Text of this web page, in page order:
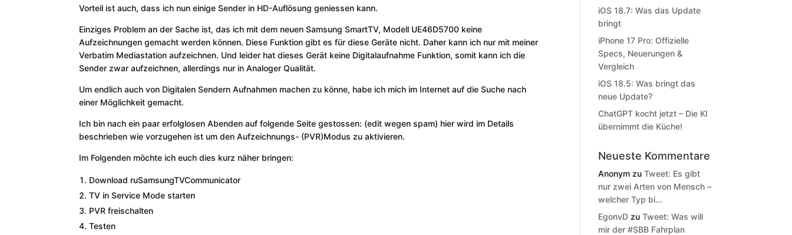
Vorteil ist auch, dass ich nun einige Sender in HD-Auflösung geniessen kann.
Einziges Problem an der Sache ist, das ich mit dem neuen Samsung SmartTV, Modell UE46D5700 keine
Aufzeichnungen gemacht werden können. Diese Funktion gibt es für diese Geräte nicht. Daher kann ich nur mit meiner
Verbatim Mediastation aufzeichnen. Und leider hat dieses Gerät keine Digitalaufnahme Funktion, somit kann ich die
Sender zwar aufzeichnen, allerdings nur in Analoger Qualität.
Um endlich auch von Digitalen Sendern Aufnahmen machen zu könne, habe ich mich im Internet auf die Suche nach
einer Möglichkeit gemacht.
Ich bin nach ein paar erfolglosen Abenden auf folgende Seite gestossen: (edit wegen spam) hier wird im Details
beschrieben wie vorzugehen ist um den Aufzeichnungs- (PVR)Modus zu aktivieren.
Im Folgenden möchte ich euch dies kurz näher bringen:
Download ruSamsungTVCommunicator
TV in Service Mode starten
PVR freischalten
Testen
iOS 18.7: Was das Update
bringt
iPhone 17 Pro: Offizielle
Specs, Neuerungen &
Vergleich
iOS 18.5: Was bringt das
neue Update?
ChatGPT kocht jetzt – Die KI
übernimmt die Küche!
Neueste Kommentare
Anonym zuTweet: Es gibt
nur zwei Arten von Mensch –
welcher Typ bi…
EgonvD zuTweet: Was will
mir der #SBB Fahrplan